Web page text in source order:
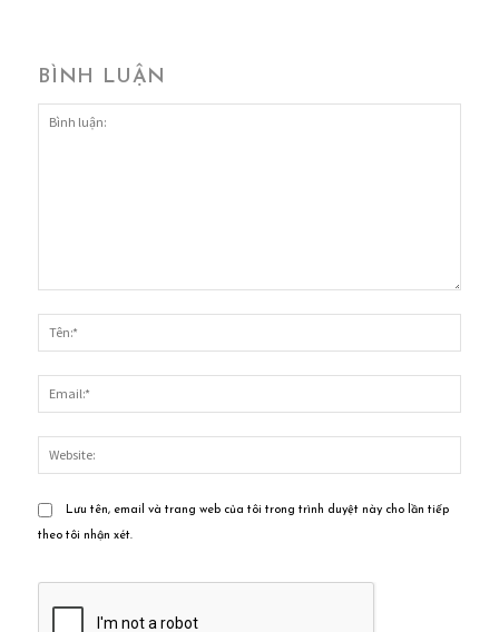
BÌNH LUẬN
luận:
Lưu tên, email và trang web của tôi trong trình duyệt này cho lần tiếp
theo tôi nhận xét.